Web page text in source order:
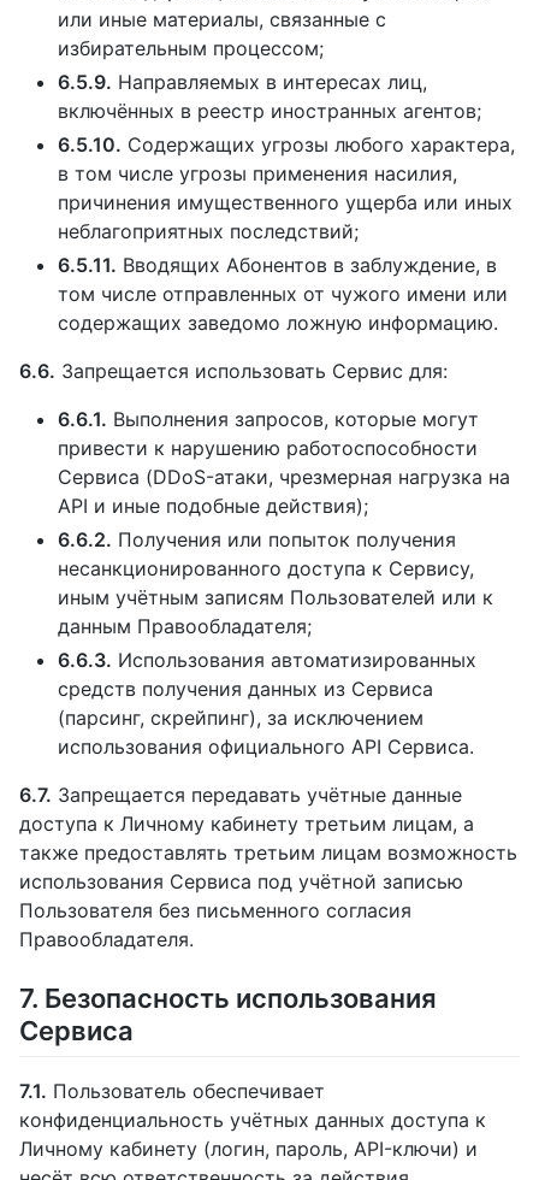
или иные материалы, связанные с
избирательным процессом;
6.5.9. Направляемых в интересах лиц,
включённых в реестр иностранных агентов;
6.5.10. Содержащих угрозы любого характера,
в том числе угрозы применения насилия,
причинения имущественного ущерба или иных
неблагоприятных последствий;
6.5.11. Вводящих Абонентов в заблуждение, в
том числе отправленных от чужого имени или
содержащих заведомо ложную информацию.
6.6. Запрещается использовать Сервис для:
6.6.1. Выполнения запросов, которые могут
привести к нарушению работоспособности
Сервиса (DDoS-атаки, чрезмерная нагрузка на
API и иные подобные действия);
6.6.2. Получения или попыток получения
несанкционированного доступа к Сервису,
иным учётным записям Пользователей или к
данным Правообладателя;
6.6.3. Использования автоматизированных
средств получения данных из Сервиса
(парсинг, скрейпинг), за исключением
использования официального API Сервиса.
6.7. Запрещается передавать учётные данные
доступа к Личному кабинету третьим лицам, а
также предоставлять третьим лицам возможность
использования Сервиса под учётной записью
Пользователя без письменного согласия
Правообладателя.
7. Безопасность использования
Сервиса
7.1. Пользователь обеспечивает
конфиденциальность учётных данных доступа к
Личному кабинету (логин, пароль, API-ключи) и